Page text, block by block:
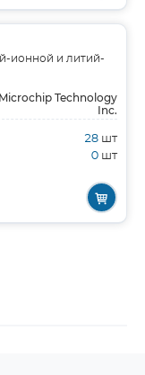
ионной и литий-
Microchip Technology
Inc.
28 шт
0 шт